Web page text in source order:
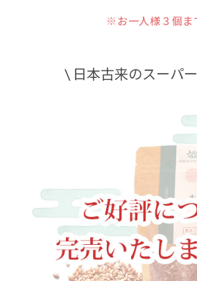
※お一人様３個ま
\ 日本古来のスーパ